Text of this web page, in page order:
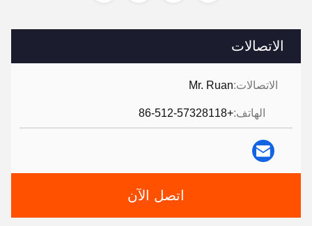
الاتصالات
الاتصالات:Mr. Ruan
الهاتف:+86-512-57328118
اتصل الآن